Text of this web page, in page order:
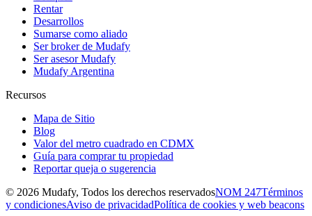
Rentar
Desarrollos
Sumarse como aliado
Ser broker de Mudafy
Ser asesor Mudafy
Mudafy Argentina
Recursos
Mapa de Sitio
Blog
Valor del metro cuadrado en CDMX
Guía para comprar tu propiedad
Reportar queja o sugerencia
© 2026 Mudafy, Todos los derechos reservadosNOM 247Términos
y condicionesAviso de privacidadPolítica de cookies y web beacons